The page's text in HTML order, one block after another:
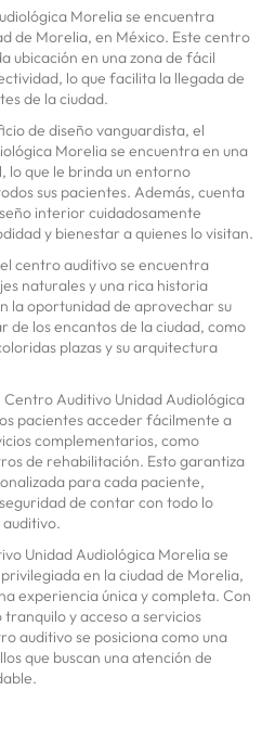
Morelia se encuentra
de Morelia, en México. Este centro
ubicación en una zona de fácil
lo que facilita la llegada de
de la ciudad.
de diseño vanguardista, el
Morelia se encuentra en una
lo que le brinda un entorno
sus pacientes. Además, cuenta
interior cuidadosamente
y bienestar a quienes lo visitan.
centro auditivo se encuentra
naturales y una rica historia
la oportunidad de aprovechar su
los encantos de la ciudad, como
plazas y su arquitectura
Auditivo Unidad Audiológica
pacientes acceder fácilmente a
complementarios, como
de rehabilitación. Esto garantiza
para cada paciente,
de contar con todo lo
Unidad Audiológica Morelia se
en la ciudad de Morelia,
experiencia única y completa. Con
y acceso a servicios
auditivo se posiciona como una
que buscan una atención de